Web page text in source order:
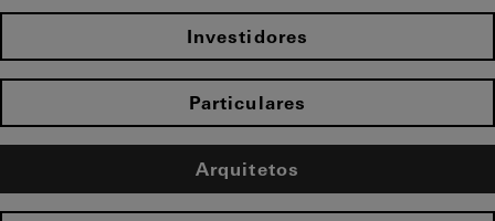
Investidores
Particulares
Arquitetos